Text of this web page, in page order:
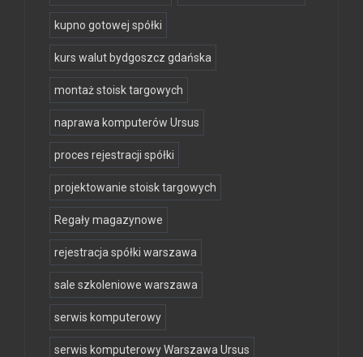
kupno gotowej spółki
kurs walut bydgoszcz gdańska
montaż stoisk targowych
naprawa komputerów Ursus
proces rejestracji spółki
projektowanie stoisk targowych
Regały magazynowe
rejestracja spółki warszawa
sale szkoleniowe warszawa
serwis komputerowy
serwis komputerowy Warszawa Ursus